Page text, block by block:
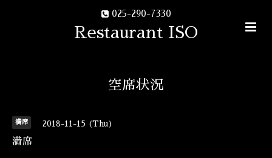
025-290-7330
Restaurant ISO
空席状況
満席 2018-11-15 (Thu)
満席